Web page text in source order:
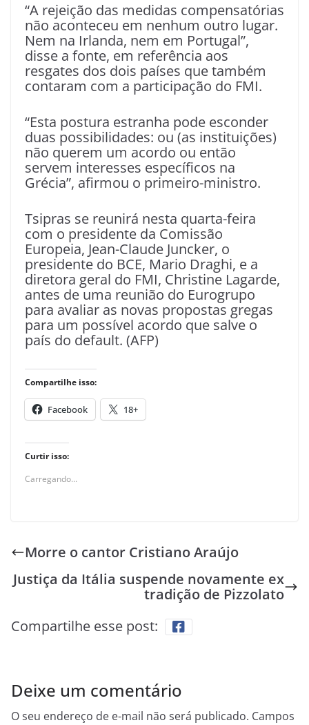
“A rejeição das medidas compensatórias
não aconteceu em nenhum outro lugar.
Nem na Irlanda, nem em Portugal”,
disse a fonte, em referência aos
resgates dos dois países que também
contaram com a participação do FMI.
“Esta postura estranha pode esconder
duas possibilidades: ou (as instituições)
não querem um acordo ou então
servem interesses específicos na
Grécia”, afirmou o primeiro-ministro.
Tsipras se reunirá nesta quarta-feira
com o presidente da Comissão
Europeia, Jean-Claude Juncker, o
presidente do BCE, Mario Draghi, e a
diretora geral do FMI, Christine Lagarde,
antes de uma reunião do Eurogrupo
para avaliar as novas propostas gregas
para um possível acordo que salve o
país do default. (AFP)
Compartilhe isso:
Facebook 18+
Curtir isso:
Carregando...
Morre o cantor Cristiano Araújo
Justiça da Itália suspende novamente ex
tradição de Pizzolato
Compartilhe esse post:
Deixe um comentário
O seu endereço de e-mail não será publicado. Campos